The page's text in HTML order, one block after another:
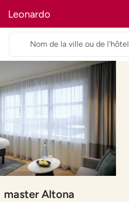
Leonardo
master Altona
Nom de la ville ou de l'hôtel